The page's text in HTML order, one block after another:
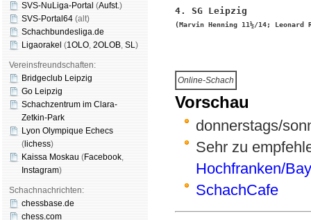
SVS-NuLiga-Portal (Aufst.)
SVS-Portal64 (alt)
Schachbundesliga.de
Ligaorakel (1OLO, 2OLOB, SL)
Vereinsfreundschaften:
Bridgeclub Leipzig
Go Leipzig
Schachzentrum im Clara-
Zetkin-Park
Lyon Olympique Echecs
( lichess)
Kaissa Moskau (Face­book,
Insta­gram)
Schachnachrichten:
chessbase.de
chess.com
4. SG Leipzig
(Marvin Henning 11½/14; Leonard
Online-Schach
Vorschau
donnerstags/
Sehr zu
Hochfranken/
SchachCafe